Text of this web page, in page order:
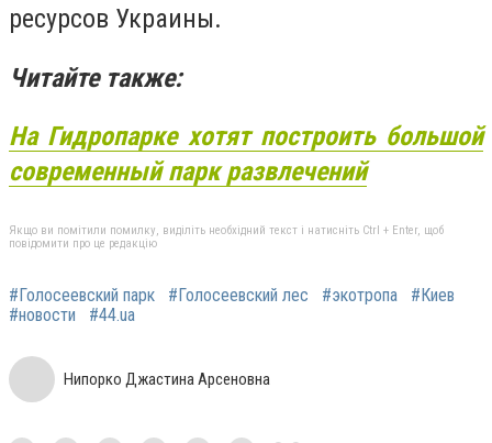
ресурсов Украины.
Читайте также:
На Гидропарке хотят построить большой
современный парк развлечений
Якщо ви помітили помилку, виділіть необхідний текст і натисніть Ctrl + Enter, щоб
повідомити про це редакцію
#Голосеевский парк #Голосеевский лес #экотропа
#Киев
#новости
#44.ua
Нипорко Джастина Арсеновна